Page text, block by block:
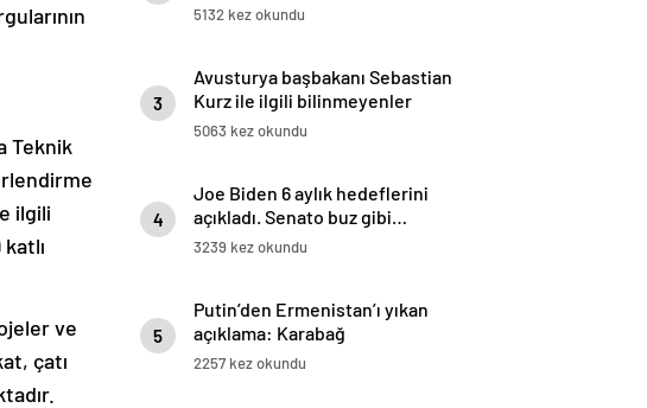
Teknik
ilgili
ve
çatı
5132 kez okundu
3
Avusturya başbakanı Sebastian
Kurz ile ilgili bilinmeyenler
5063 kez okundu
4
Joe Biden 6 aylık hedeflerini
açıkladı. Senato buz gibi…
3239 kez okundu
5
Putin’den Ermenistan’ı yıkan
açıklama: Karabağ
Azerbaycan’ın ayrılmaz bir
2257 kez okundu